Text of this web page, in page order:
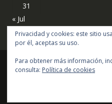
31
« Jul
Copyright © todos
Privacidad y cookies: este sitio
por él, aceptas su uso.
Para obtener más información,
consulta: Política de cookies